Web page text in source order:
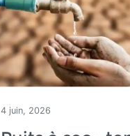
4 juin, 2026